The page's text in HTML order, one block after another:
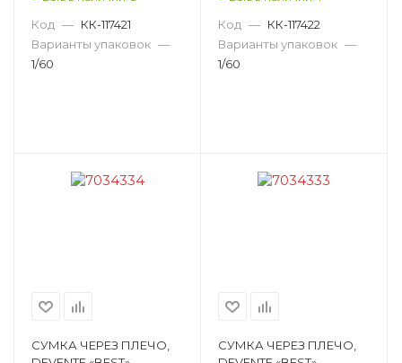
Код — КК-117421
Варианты упаковок —
1/60
Код — КК-117422
Варианты упаковок —
1/60
СУМКА ЧЕРЕЗ ПЛЕЧО,
СУМКА ЧЕРЕЗ ПЛЕЧО,